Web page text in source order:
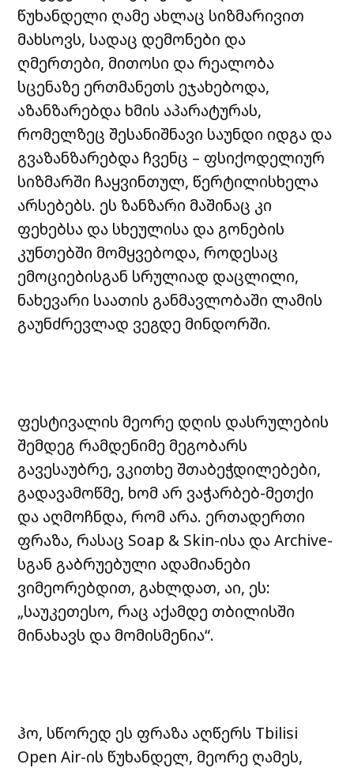
წუხანდელი ღამე ახლაც სიზმარივით
მახსოვს, სადაც დემონები და
ღმერთები, მითოსი და რეალობა
სცენაზე ერთმანეთს ეჯახებოდა,
აზანზარებდა ხმის აპარატურას,
რომელზეც შესანიშნავი საუნდი იდგა და
გვაზანზარებდა ჩვენც – ფსიქოდელიურ
სიზმარში ჩაყვინთულ, წერტილისხელა
არსებებს. ეს ზანზარი მაშინაც კი
ფეხებსა და სხეულისა და გონების
კუნთებში მომყვებოდა, როდესაც
ემოციებისგან სრულიად დაცლილი,
ნახევარი საათის განმავლობაში ლამის
გაუნძრევლად ვეგდე მინდორში.
ფესტივალის მეორე დღის დასრულების
შემდეგ რამდენიმე მეგობარს
გავესაუბრე, ვკითხე შთაბეჭდილებები,
გადავამოწმე, ხომ არ ვაჭარბებ-მეთქი
და აღმოჩნდა, რომ არა. ერთადერთი
ფრაზა, რასაც Soap & Skin-ისა და Archive-
სგან გაბრუებული ადამიანები
ვიმეორებდით, გახლდათ, აი, ეს:
„საუკეთესო, რაც აქამდე თბილისში
მინახავს და მომისმენია“.
ჰო, სწორედ ეს ფრაზა აღწერს Tbilisi
Open Air-ის წუხანდელ, მეორე ღამეს,